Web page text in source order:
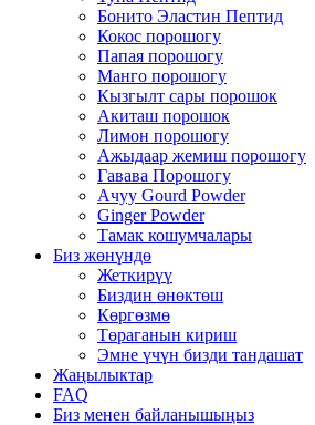
Бонито Эластин Пептид
Кокос порошогу
Папая порошогу
Манго порошогу
Кызгылт сары порошок
Акиташ порошок
Лимон порошогу
Ажыдаар жемиш порошогу
Гавава Порошогу
Ачуу Gourd Powder
Ginger Powder
Тамак кошумчалары
Биз жөнүндө
Жеткирүү
Биздин өнөктөш
Көргөзмө
Төраганын кириш
Эмне үчүн бизди тандашат
Жаңылыктар
FAQ
Биз менен байланышыңыз